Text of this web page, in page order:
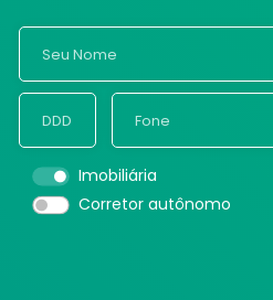
Imobiliária
Corretor autônomo